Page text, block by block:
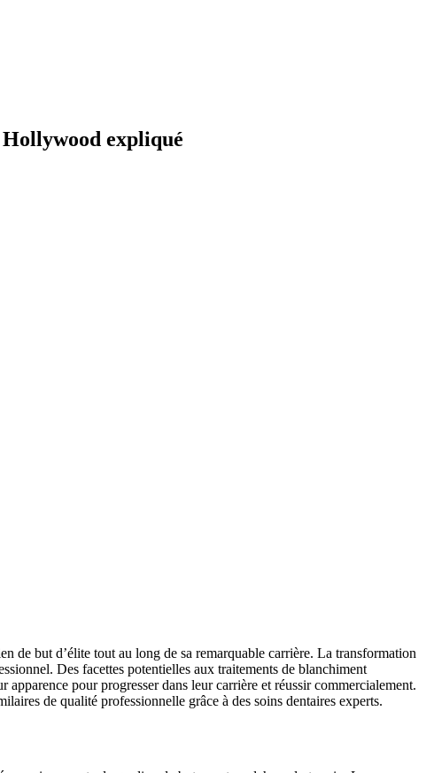
expliqué
de but d’élite tout au long de sa remarquable carrière. La transformation
Des facettes potentielles aux traitements de blanchiment
pour progresser dans leur carrière et réussir commercialement.
de qualité professionnelle grâce à des soins dentaires experts.